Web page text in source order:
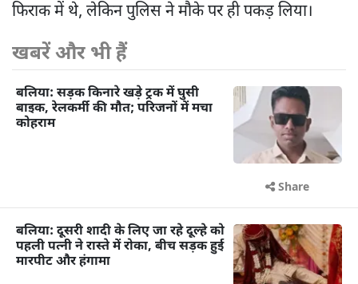
फिराक में थे, लेकिन पुलिस ने मौके पर ही पकड़ लिया।
खबरें और भी हैं
बलिया: सड़क किनारे खड़े ट्रक में घुसी
बाइक, रेलकर्मी की मौत; परिजनों में मचा
कोहराम
Share
बलिया: दूसरी शादी के लिए जा रहे दूल्हे को
पहली पत्नी ने रास्ते में रोका, बीच सड़क हुई
मारपीट और हंगामा